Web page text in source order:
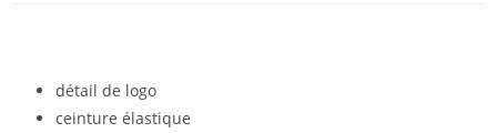
détail de logo
ceinture élastique